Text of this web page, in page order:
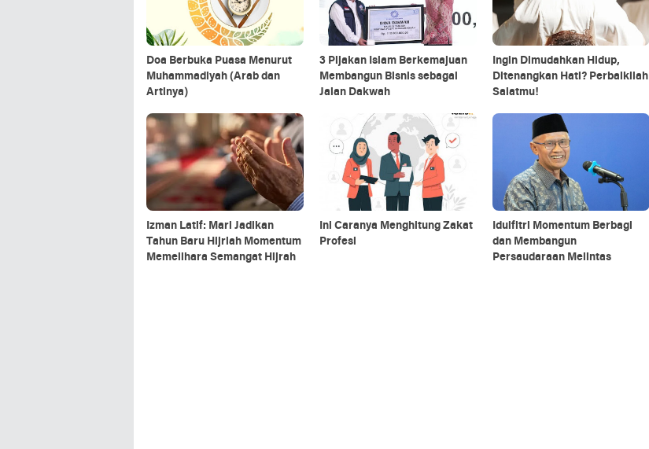
Doa Berbuka Puasa Menurut
Muhammadiyah (Arab dan
Artinya)
3 Pijakan Islam Berkemajuan
Membangun Bisnis sebagai
Jalan Dakwah
Ingin Dimudahkan Hidup,
Ditenangkan Hati? Perbaikilah
Salatmu!
Izman Latif: Mari Jadikan
Tahun Baru Hijriah Momentum
Memelihara Semangat Hijrah
Ini Caranya Menghitung Zakat
Profesi
Idulfitri Momentum Berbagi
dan Membangun
Persaudaraan Melintas